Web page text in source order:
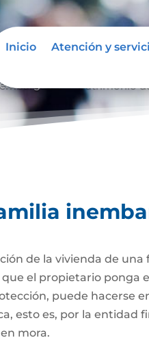
Inicio Atención y
de la vivienda de
el propietario ponga
puede hacerse
esto es, por la entidad
mora.